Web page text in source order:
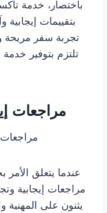
باختصار، خدمة
بتقييمات إيجابية
تجربة سفر مريحة
تلتزم بتوفير خدمة
مراجعات
مراجعات
عندما يتعلق
مراجعات إيجابية
يثنون على المهنية